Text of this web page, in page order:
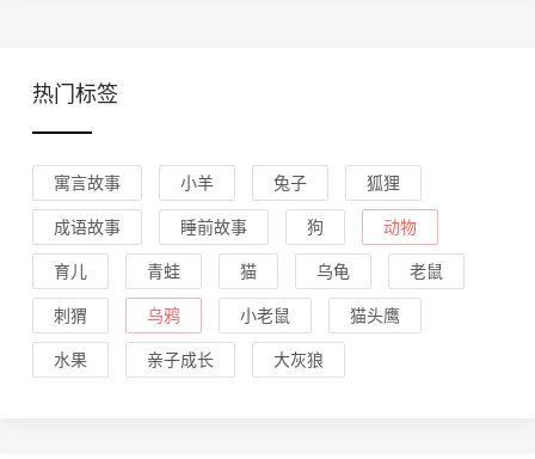
热门标签
寓言故事 小羊 兔子 狐狸
成语故事 睡前故事 狗 动物
育儿 青蛙 猫 乌龟 老鼠
刺猬 乌鸦 小老鼠 猫头鹰
水果 亲子成长 大灰狼